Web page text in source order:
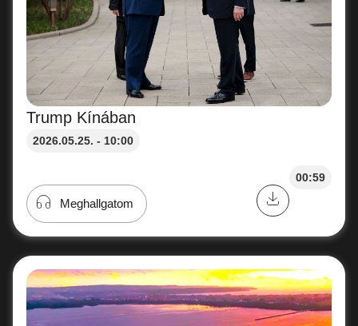
Trump Kínában
2026.05.25. - 10:00
00:59
Meghallgatom